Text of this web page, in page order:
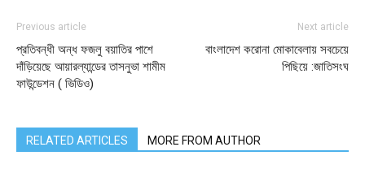
Previous article
প্রতিবন্ধী অন্ধ ফজলু বয়াতির পাশে
দাঁড়িয়েছে আয়ারল্যান্ডের তাসনুভা শামীম
ফাউন্ডেশন ( ভিডিও)
Next article
বাংলাদেশ করোনা মোকাবেলায় সবচেয়ে
পিছিয়ে :জাতিসংঘ
RELATED ARTICLES MORE FROM AUTHOR